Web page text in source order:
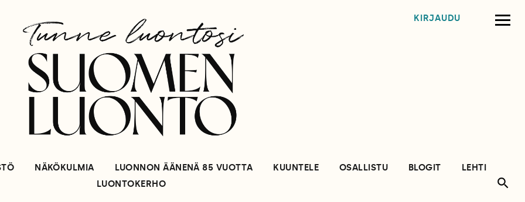
KIRJAUDU
NÄKÖKULMIA LUONNON ÄÄNENÄ 85 VUOTTA KUUNTELE OSALLISTU BLOGIT
LEHTI
LUONTOKERHO